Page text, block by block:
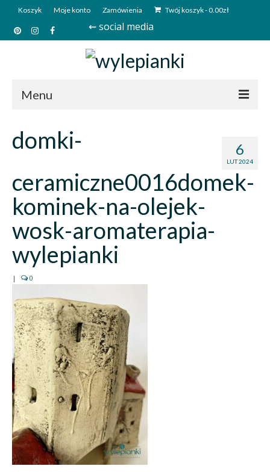
Koszyk Moje konto Zamówienia Twój koszyk-0.00zł
⇜ social media
Menu
Sklep
Kim jesteśmy?
Kontakt
Deutsch
6
LUT 2024
domki-
ceramiczne0016domek-
kominek-na-olejek-
wosk-aromaterapia-
wylepianki
| 0